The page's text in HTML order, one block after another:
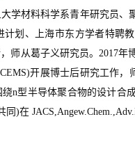
学材料科学系青年研究员
划、上海市东方学者特聘
师从葛子义研究员。2017
开展博士后研究工作，
n型半导体聚合物的设计合
)在